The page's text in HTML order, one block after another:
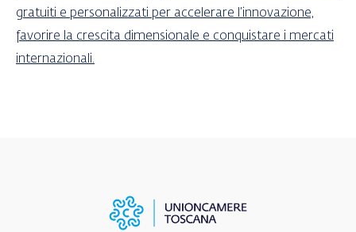
gratuiti e personalizzati per accelerare l’innovazione,
favorire la crescita dimensionale e conquistare i mercati
internazionali.